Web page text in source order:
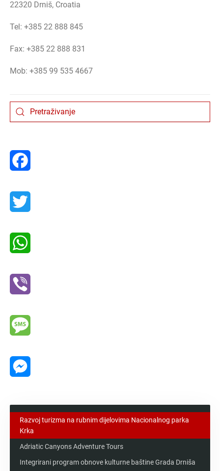
22320 Drniš, Croatia
Tel: +385 22 888 845
Fax: +385 22 888 831
Mob: +385 99 535 4667
Razvoj turizma na rubnim dijelovima Nacionalnog parka
Krka
Adriatic Canyons Adventure Tours
Integrirani program obnove kulturne baštine Grada Drniša